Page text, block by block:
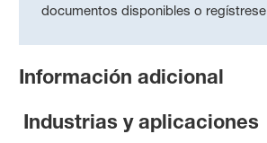
documentos disponibles o regístrese
Información adicional
Industrias y aplicaciones